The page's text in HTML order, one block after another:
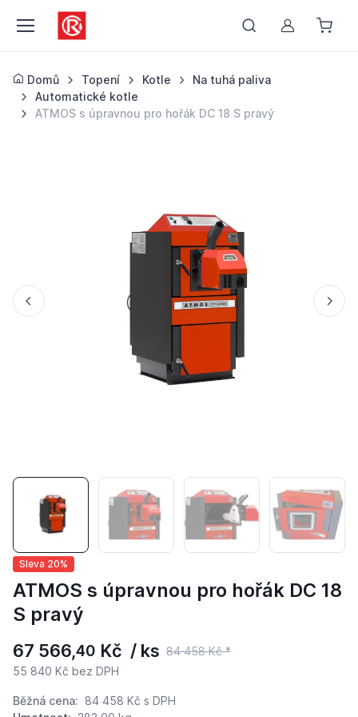
Můj účet
Domů Topení Kotle
Na tuhá paliva
Automatické kotle
ATMOS s úpravnou pro hořák DC 18 S pravý
Sleva 20%
ATMOS s úpravnou pro hořák DC 18
S pravý
67 566,40 Kč / ks 84 458 Kč *
55 840 Kč bez DPH
Běžná cena: 84 458 Kč s DPH